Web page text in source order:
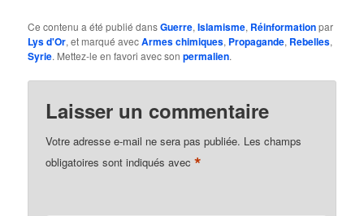
Ce contenu a été publié dansGuerre,Islamisme, Réinformationpar
Lys d'Or, et marqué avecArmes chimiques, Propagande, Rebelles,
Syrie. Mettez-le en favori avec sonpermalien.
Laisser un commentaire
Votre adresse e-mail ne sera pas publiée. Les champs
obligatoires sont indiqués avec*